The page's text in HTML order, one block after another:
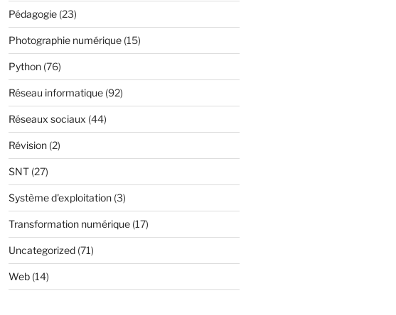
Pédagogie(23)
Photographie numérique(15)
Python(76)
Réseau informatique(92)
Réseaux sociaux (44)
Révision(2)
SNT(27)
Système d'exploitation(3)
Transformation numérique(17)
Uncategorized(71)
Web(14)